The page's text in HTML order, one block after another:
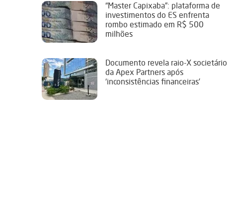
“Master Capixaba”: plataforma de
investimentos do ES enfrenta
rombo estimado em R$ 500
milhões
Documento revela raio-X societário
da Apex Partners após
‘inconsistências financeiras’